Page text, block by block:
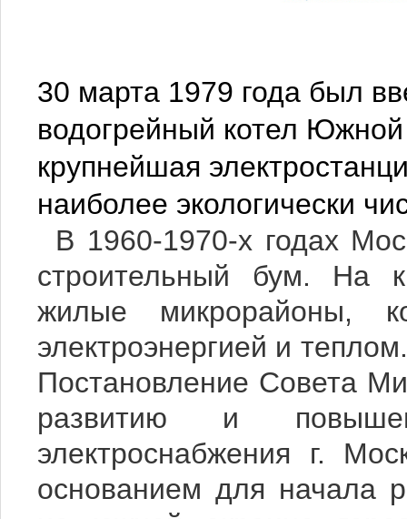
30 марта 1979 года был
водогрейный котел
крупнейшая
наиболее экологически
В 1960-1970-х годах
строительный бум. На
жилые микрорайоны,
электроэнергией и
Постановление Совета
развитию и
электроснабжения г.
основанием для начала